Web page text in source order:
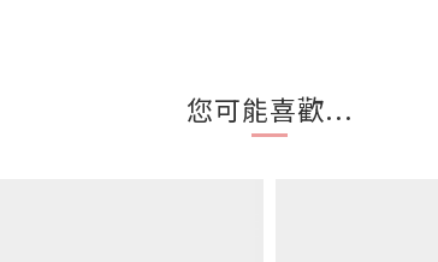
您可能喜歡...